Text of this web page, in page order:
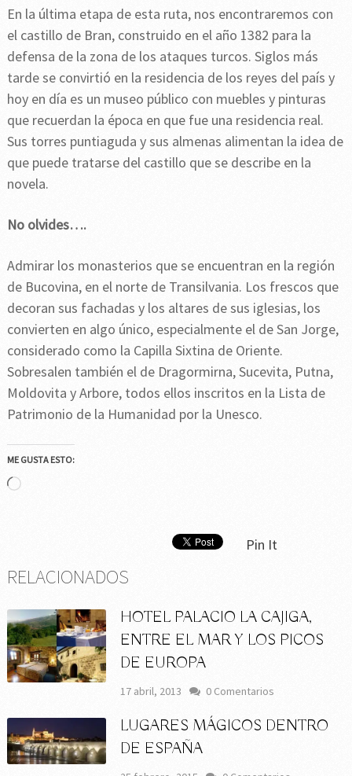
En la última etapa de esta ruta, nos encontraremos con
el castillo de Bran, construido en el año 1382 para la
defensa de la zona de los ataques turcos. Siglos más
tarde se convirtió en la residencia de los reyes del país y
hoy en día es un museo público con muebles y pinturas
que recuerdan la época en que fue una residencia real.
Sus torres puntiaguda y sus almenas alimentan la idea de
que puede tratarse del castillo que se describe en la
novela.
No olvides….
Admirar los monasterios que se encuentran en la región
de Bucovina, en el norte de Transilvania. Los frescos que
decoran sus fachadas y los altares de sus iglesias, los
convierten en algo único, especialmente el de San Jorge,
considerado como la Capilla Sixtina de Oriente.
Sobresalen también el de Dragormirna, Sucevita, Putna,
Moldovita y Arbore, todos ellos inscritos en la Lista de
Patrimonio de la Humanidad por la Unesco.
ME GUSTA ESTO:
Cargando...
Pin It
RELACIONADOS
HOTEL PALACIO LA CAJIGA,
ENTRE EL MAR Y LOS PICOS
DE EUROPA
17 abril, 2013 0 Comentarios
LUGARES MÁGICOS DENTRO
DE ESPAÑA